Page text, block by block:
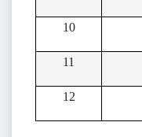
10
11
12